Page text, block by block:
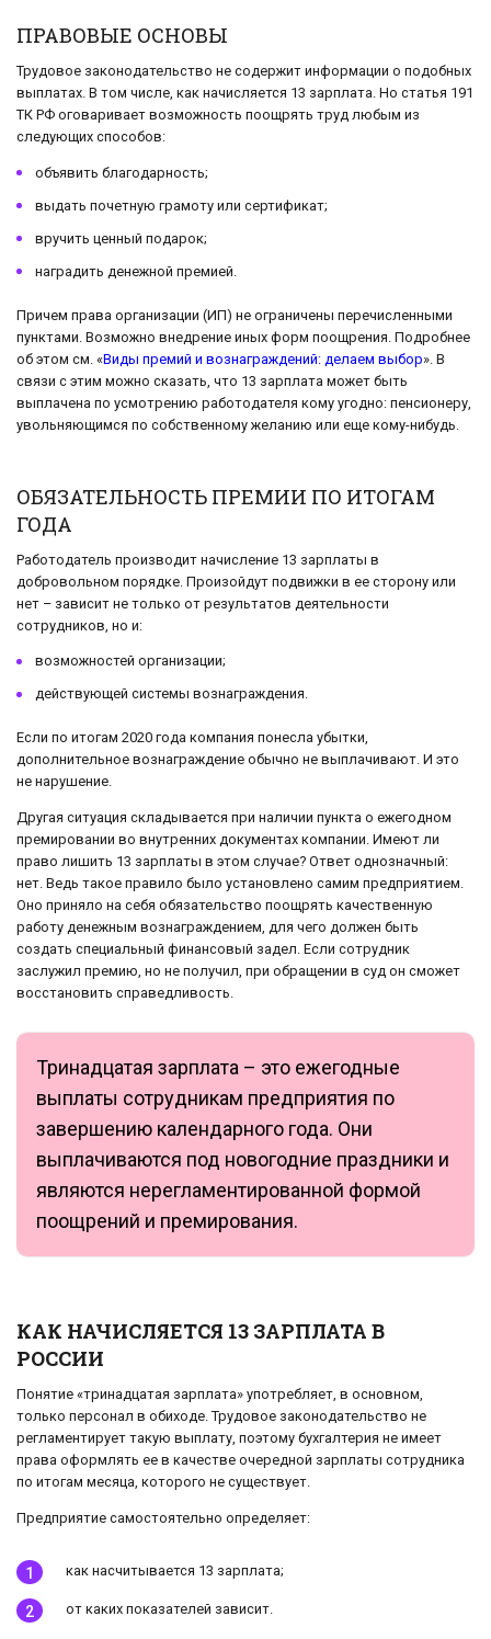
ПРАВОВЫЕ ОСНОВЫ
Трудовое законодательство не содержит информации о подобных
выплатах. В том числе, как начисляется 13 зарплата. Но статья 191
ТК РФ оговаривает возможность поощрять труд любым из
следующих способов:
объявить благодарность;
выдать почетную грамоту или сертификат;
вручить ценный подарок;
наградить денежной премией.
Причем права организации (ИП) не ограничены перечисленными
пунктами. Возможно внедрение иных форм поощрения. Подробнее
об этом см. «Виды премий и вознаграждений: делаем выбор». В
связи с этим можно сказать, что 13 зарплата может быть
выплачена по усмотрению работодателя кому угодно: пенсионеру,
увольняющимся по собственному желанию или еще кому-нибудь.
ОБЯЗАТЕЛЬНОСТЬ ПРЕМИИ ПО ИТОГАМ
ГОДА
Работодатель производит начисление 13 зарплаты в
добровольном порядке. Произойдут подвижки в ее сторону или
нет – зависит не только от результатов деятельности
сотрудников, но и:
возможностей организации;
действующей системы вознаграждения.
Если по итогам 2020 года компания понесла убытки,
дополнительное вознаграждение обычно не выплачивают. И это
не нарушение.
Другая ситуация складывается при наличии пункта о ежегодном
премировании во внутренних документах компании. Имеют ли
право лишить 13 зарплаты в этом случае? Ответ однозначный:
нет. Ведь такое правило было установлено самим предприятием.
Оно приняло на себя обязательство поощрять качественную
работу денежным вознаграждением, для чего должен быть
создать специальный финансовый задел. Если сотрудник
заслужил премию, но не получил, при обращении в суд он сможет
восстановить справедливость.
Тринадцатая зарплата – это ежегодные
выплаты сотрудникам предприятия по
завершению календарного года. Они
выплачиваются под новогодние праздники и
являются нерегламентированной формой
поощрений и премирования.
КАК НАЧИСЛЯЕТСЯ 13 ЗАРПЛАТА В
РОССИИ
Понятие «тринадцатая зарплата» употребляет, в основном,
только персонал в обиходе. Трудовое законодательство не
регламентирует такую выплату, поэтому бухгалтерия не имеет
права оформлять ее в качестве очередной зарплаты сотрудника
по итогам месяца, которого не существует.
Предприятие самостоятельно определяет:
как насчитывается 13 зарплата;
от каких показателей зависит.